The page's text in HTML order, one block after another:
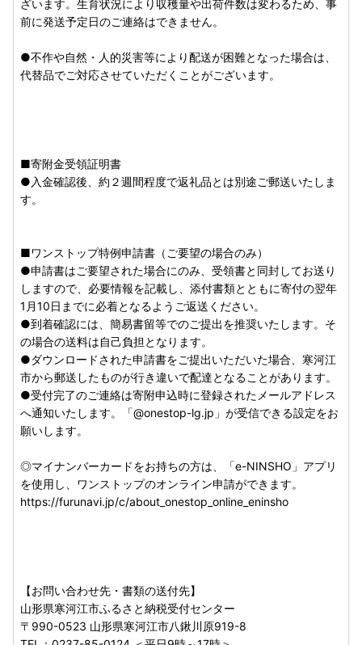
・「〇月発送」等と記載されている返礼品は、配送時期をず
らしたりすることはできません。
ございます。生育状況により収穫量・発送件数は変わるた
め、事前に具体的な発送予定日を申し上げることは出来ませ
・ふるさと納税をされた方が受取られた返礼品については、
一時所得として課税対象となる場合があります。
「返礼品送付先のご変更」等を承っております。
返礼品のお届けにあたり、ご不在予定や返礼品送付先のご変
更等のご連絡は、お早めに寒河江市ふるさと納税受付センタ
ーまでご連絡くださいますようお願いいたします。
■偽サイトにご注意ください！■
寒河江市のふるさと納税サイトをコピーした偽サイトが複数
発見されております。
インターネットからご寄附の際には十分にご注意いただきま
すようお願いいたします。
■個人情報について■
お寄せいただいた個人情報は、山形県寒河江市が寄附金の受
お礼の品は協力事業者から直接発送いたします。発送のため
に協力事業者にも氏名・住所・電話番号の情報を提供してお
ります。協力事業者よりご連絡をさせていただく場合もござ
ざいます。生育状況により収穫量や出荷件数は変わるため、事
前に発送予定日のご連絡はできません。
●不作や自然・人的災害等により配送が困難となった場合は、
代替品でご対応させていただくことがございます。
■寄附金受領証明書
●入金確認後、約２週間程度で返礼品とは別途ご郵送いたしま
す。
■ワンストップ特例申請書（ご要望の場合のみ）
●申請書はご要望された場合にのみ、受領書と同封してお送り
しますので、必要情報を記載し、添付書類とともに寄付の翌年
1月10日までに必着となるようご返送ください。
●到着確認には、簡易書留等でのご提出を推奨いたします。そ
の場合の送料は自己負担となります。
●ダウンロードされた申請書をご提出いただいた場合、寒河江
市から郵送したものが行き違いで配達となることがあります。
●受付完了のご連絡は寄附申込時に登録されたメールアドレス
へ通知いたします。「@onestop-lg.jp」が受信できる設定をお
願いします。
◎マイナンバーカードをお持ちの方は、「e-NINSHO」アプリ
を使用し、ワンストップのオンライン申請ができます。
https://furunavi.jp/c/about_onestop_online_eninsho
【お問い合わせ先・書類の送付先】
山形県寒河江市ふるさと納税受付センター
〒990-0523 山形県寒河江市八鍬川原919-8